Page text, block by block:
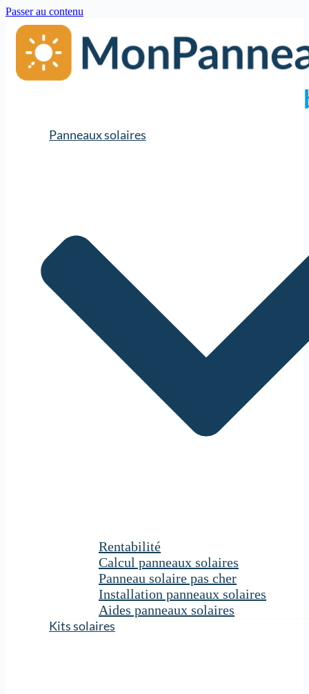
Passer au contenu
Panneaux solaires
Rentabilité
Calcul panneaux solaires
Panneau solaire pas cher
Installation panneaux solaires
Aides panneaux solaires
Kits solaires